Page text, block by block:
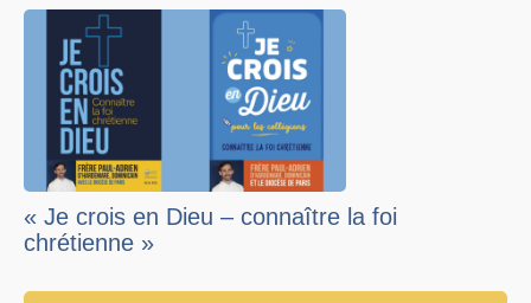
« Je crois en Dieu – connaître la foi
chrétienne »